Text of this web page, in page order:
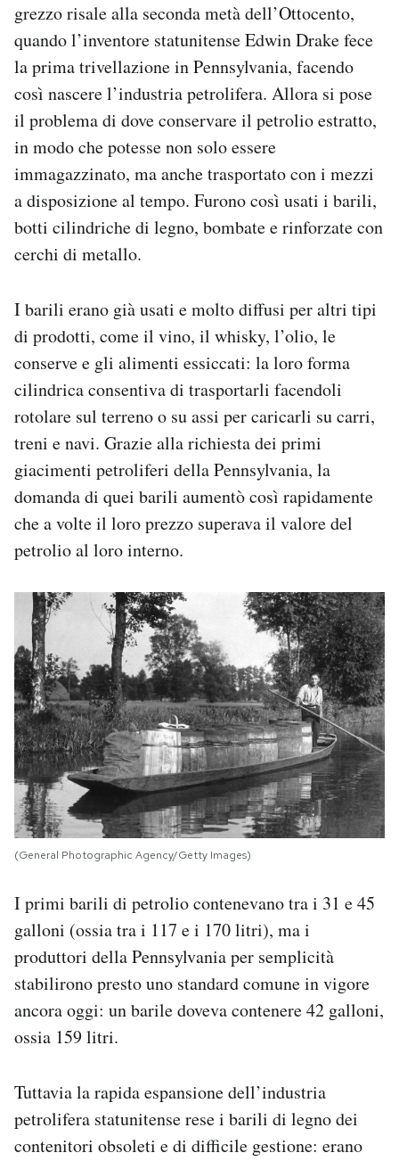
grezzo risale alla seconda metà dell’Ottocento,
quando l’inventore statunitense Edwin Drake fece
la prima trivellazione in Pennsylvania, facendo
così nascere l’industria petrolifera. Allora si pose
il problema di dove conservare il petrolio estratto,
in modo che potesse non solo essere
immagazzinato, ma anche trasportato con i mezzi
a disposizione al tempo. Furono così usati i barili,
botti cilindriche di legno, bombate e rinforzate con
cerchi di metallo.
I barili erano già usati e molto diffusi per altri tipi
di prodotti, come il vino, il whisky, l’olio, le
conserve e gli alimenti essiccati: la loro forma
cilindrica consentiva di trasportarli facendoli
rotolare sul terreno o su assi per caricarli su carri,
treni e navi. Grazie alla richiesta dei primi
giacimenti petroliferi della Pennsylvania, la
domanda di quei barili aumentò così rapidamente
che a volte il loro prezzo superava il valore del
petrolio al loro interno.
(General Photographic Agency/Getty Images)
I primi barili di petrolio contenevano tra i 31 e 45
galloni (ossia tra i 117 e i 170 litri), ma i
produttori della Pennsylvania per semplicità
stabilirono presto uno standard comune in vigore
ancora oggi: un barile doveva contenere 42 galloni,
ossia 159 litri.
Tuttavia la rapida espansione dell’industria
petrolifera statunitense rese i barili di legno dei
contenitori obsoleti e di difficile gestione: erano